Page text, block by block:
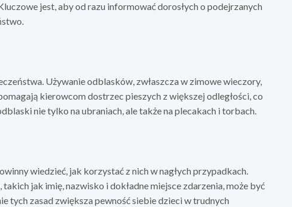
jest, aby od razu informować dorosłych o podejrzanych
Używanie odblasków, zwłaszcza w zimowe wieczory,
kierowcom dostrzec pieszych z większej odległości, co
nie tylko na ubraniach, ale także na plecakach i torbach.
wiedzieć, jak korzystać z nich w nagłych przypadkach.
jak imię, nazwisko i dokładne miejsce zdarzenia, może być
tych zasad zwiększa pewność siebie dzieci w trudnych